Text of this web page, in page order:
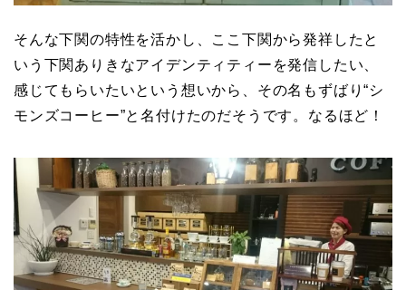
そんな下関の特性を活かし、ここ下関から発祥したと
いう下関ありきなアイデンティティーを発信したい、
感じてもらいたいという想いから、その名もずばり“シ
モンズコーヒー”と名付けたのだそうです。なるほど！